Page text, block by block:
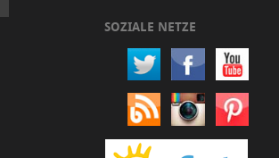
SOZIALE NETZE